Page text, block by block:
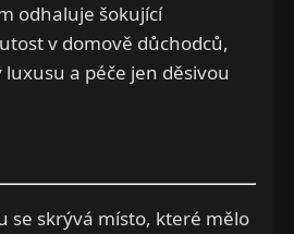
odhaluje šokující
v domově důchodců,
a péče jen děsivou
se skrývá místo, které mělo